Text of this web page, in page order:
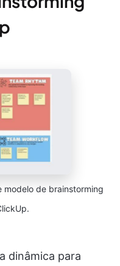
modelo de brainstorming
dinâmica para